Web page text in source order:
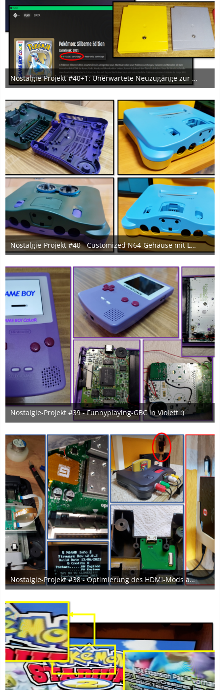
Nostalgie-Projekt #40+1: Unerwartete Neuzugänge zur Vervollständigung der Sammlung ♥
3. Februar 2025
6
Nostalgie-Projekt #40 - Customized N64-Gehäuse mit Lackierung
18. Januar 2025
1
Nostalgie-Projekt #39 - Funnyplaying-GBC in Violett :)
10. Juni 2024
Nostalgie-Projekt #38 - Optimierung des HDMI-Mods an der N64 und Einrichtung der Capture Card
14. Mai 2024